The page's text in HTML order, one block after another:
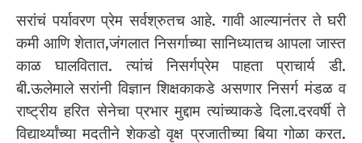
सरांचं पर्यावरण प्रेम सर्वश्रुतच आहे. गावी आल्यानंतर ते घरी
कमी आणि शेतात,जंगलात निसर्गाच्या सानिध्यातच आपला जास्त
काळ घालवितात. त्यांचं निसर्गप्रेम पाहता प्राचार्य डी.
बी.ऊलेमाले सरांनी विज्ञान शिक्षकाकडे असणार निसर्ग मंडळ व
राष्ट्रीय हरित सेनेचा प्रभार मुद्दाम त्यांच्याकडे दिला.दरवर्षी ते
विद्यार्थ्यांच्या मदतीने शेकडो वृक्ष प्रजातीच्या बिया गोळा करत.